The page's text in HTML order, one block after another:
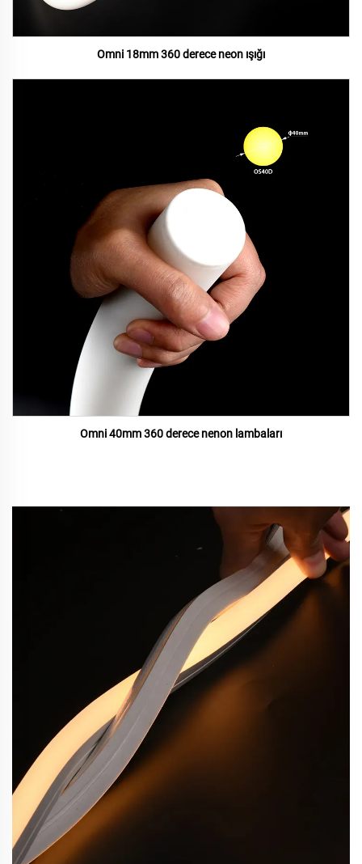
Omni 18mm 360 derece neon ışığı
Omni 40mm 360 derece nenon lambaları